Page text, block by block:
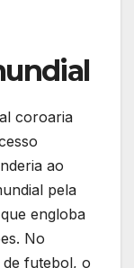
coroaria
ao
pela
engloba
No
futebol, o